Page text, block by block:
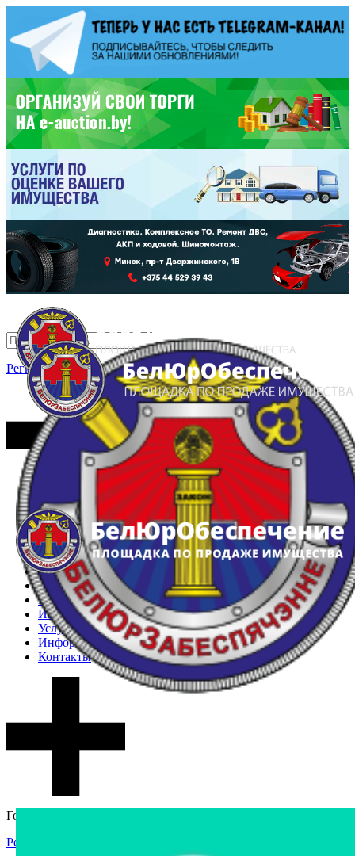
Регистрация Вход
Главная
Арестованное имущество
Реестр несостоявшихся торгов
Реестр переоценок
Частное имущество
Государственное имущество
Интернет-магазин
Интернет-витрина
Услуги
Информация
Контакты
Гостевой доступ
Регистрация